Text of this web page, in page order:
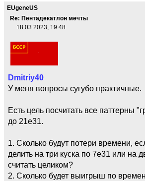
EUgeneUS
Re: Пентадекатлон мечты
18.03.2023, 19:48
Dmitriy40
У меня вопросы сугубо практичные.
Есть цель посчитать все паттерны
до 21e31.
1. Сколько будут потери времени,
делить на три куска по 7e31 или на
считать целиком?
2. Сколько будет выигрыш по